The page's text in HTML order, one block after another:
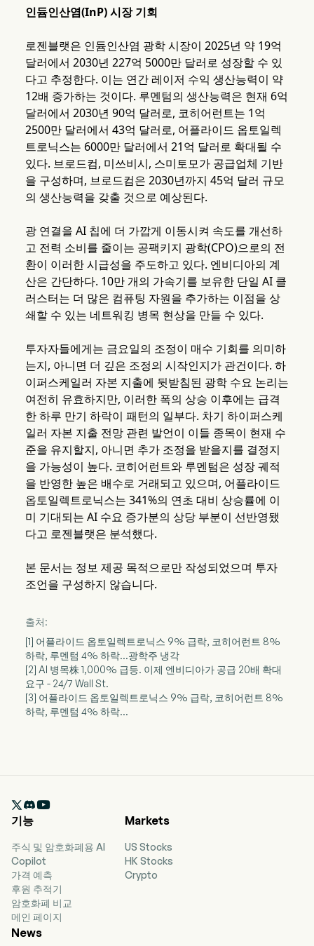
인듐인산염(InP) 시장 기회
로젠블랫은 인듐인산염 광학 시장이 2025년 약 19억
달러에서 2030년 227억 5000만 달러로 성장할 수 있
다고 추정한다. 이는 연간 레이저 수익 생산능력이 약
12배 증가하는 것이다. 루멘텀의 생산능력은 현재 6억
달러에서 2030년 90억 달러로, 코히어런트는 1억
2500만 달러에서 43억 달러로, 어플라이드 옵토일렉
트로닉스는 6000만 달러에서 21억 달러로 확대될 수
있다. 브로드컴, 미쓰비시, 스미토모가 공급업체 기반
을 구성하며, 브로드컴은 2030년까지 45억 달러 규모
의 생산능력을 갖출 것으로 예상된다.
광 연결을 AI 칩에 더 가깝게 이동시켜 속도를 개선하
고 전력 소비를 줄이는 공팩키지 광학(CPO)으로의 전
환이 이러한 시급성을 주도하고 있다. 엔비디아의 계
산은 간단하다. 10만 개의 가속기를 보유한 단일 AI 클
러스터는 더 많은 컴퓨팅 자원을 추가하는 이점을 상
쇄할 수 있는 네트워킹 병목 현상을 만들 수 있다.
투자자들에게는 금요일의 조정이 매수 기회를 의미하
는지, 아니면 더 깊은 조정의 시작인지가 관건이다. 하
이퍼스케일러 자본 지출에 뒷받침된 광학 수요 논리는
여전히 유효하지만, 이러한 폭의 상승 이후에는 급격
한 하루 만기 하락이 패턴의 일부다. 차기 하이퍼스케
일러 자본 지출 전망 관련 발언이 이들 종목이 현재 수
준을 유지할지, 아니면 추가 조정을 받을지를 결정지
을 가능성이 높다. 코히어런트와 루멘텀은 성장 궤적
을 반영한 높은 배수로 거래되고 있으며, 어플라이드
옵토일렉트로닉스는 341%의 연초 대비 상승률에 이
미 기대되는 AI 수요 증가분의 상당 부분이 선반영됐
다고 로젠블랫은 분석했다.
본 문서는 정보 제공 목적으로만 작성되었으며 투자
조언을 구성하지 않습니다.
출처:
[1] 어플라이드 옵토일렉트로닉스 9% 급락, 코히어런트 8%
하락, 루멘텀 4% 하락…광학주 냉각
[2] AI 병목株 1,000% 급등. 이제 엔비디아가 공급 20배 확대
요구 - 24/7 Wall St.
[3] 어플라이드 옵토일렉트로닉스 9% 급락, 코히어런트 8%
하락, 루멘텀 4% 하락…

기능
주식 및 암호화폐용 AI
Copilot
가격 예측
후원 추적기
암호화폐 비교
메인 페이지
Markets
US Stocks
HK Stocks
Crypto
News